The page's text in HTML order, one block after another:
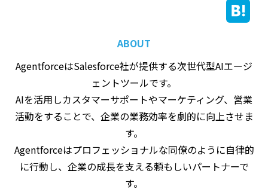
ABOUT
AgentforceはSalesforce社が提供する次世代型AIエージ
ェントツールです。
AIを活用しカスタマーサポートやマーケティング、営業
活動をすることで、企業の業務効率を劇的に向上させま
す。
Agentforceはプロフェッショナルな同僚のように自律的
に行動し、企業の成長を支える頼もしいパートナーで
す。